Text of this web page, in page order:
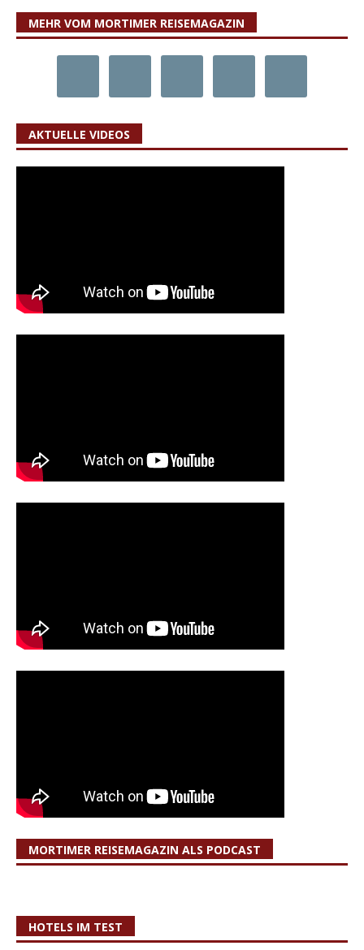
MEHR VOM MORTIMER REISEMAGAZIN
AKTUELLE VIDEOS
MORTIMER REISEMAGAZIN ALS PODCAST
HOTELS IM TEST